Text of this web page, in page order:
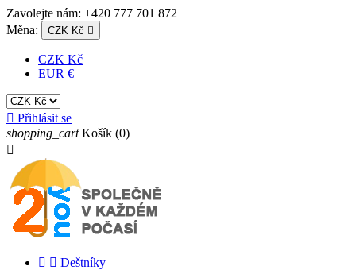
Zavolejte nám: +420 777 701 872
Měna:
CZK Kč 
CZK Kč
EUR €
 Přihlásit se
shopping_cart Košík (0)

  Deštníky